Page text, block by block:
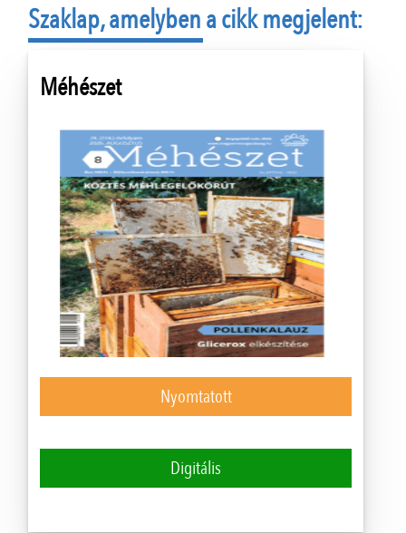
Szaklap, amelyben a cikk megjelent:
Méhészet
Nyomtatott
Digitális